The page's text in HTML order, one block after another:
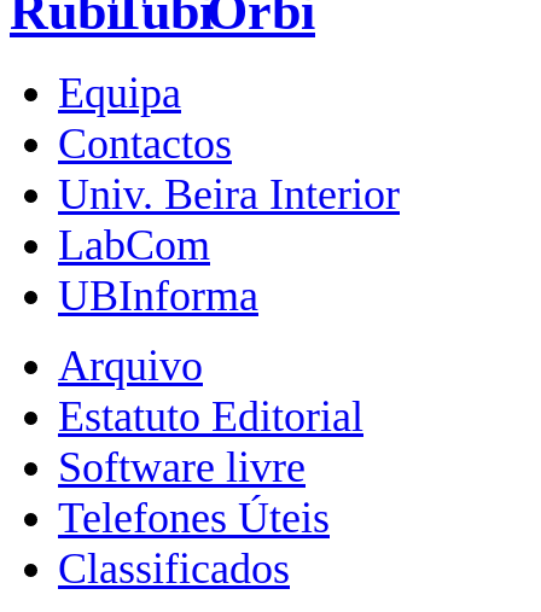
Equipa
Contactos
Univ. Beira Interior
LabCom
UBInforma
Arquivo
Estatuto Editorial
Software livre
Telefones Úteis
Classificados